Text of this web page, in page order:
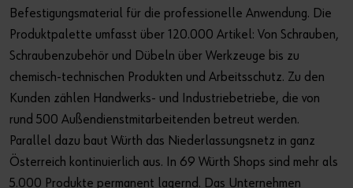
Befestigungsmaterial für die professionelle Anwendung. Die
Produktpalette umfasst über 120.000 Artikel: Von Schrauben,
Schraubenzubehör und Dübeln über Werkzeuge bis zu
chemisch-technischen Produkten und Arbeitsschutz. Zu den
Kunden zählen Handwerks- und Industriebetriebe, die von
rund 500 Außendienstmitarbeitenden betreut werden.
Parallel dazu baut Würth das Niederlassungsnetz in ganz
Österreich kontinuierlich aus. In 69 Würth Shops sind mehr als
5.000 Produkte permanent lagernd. Das Unternehmen